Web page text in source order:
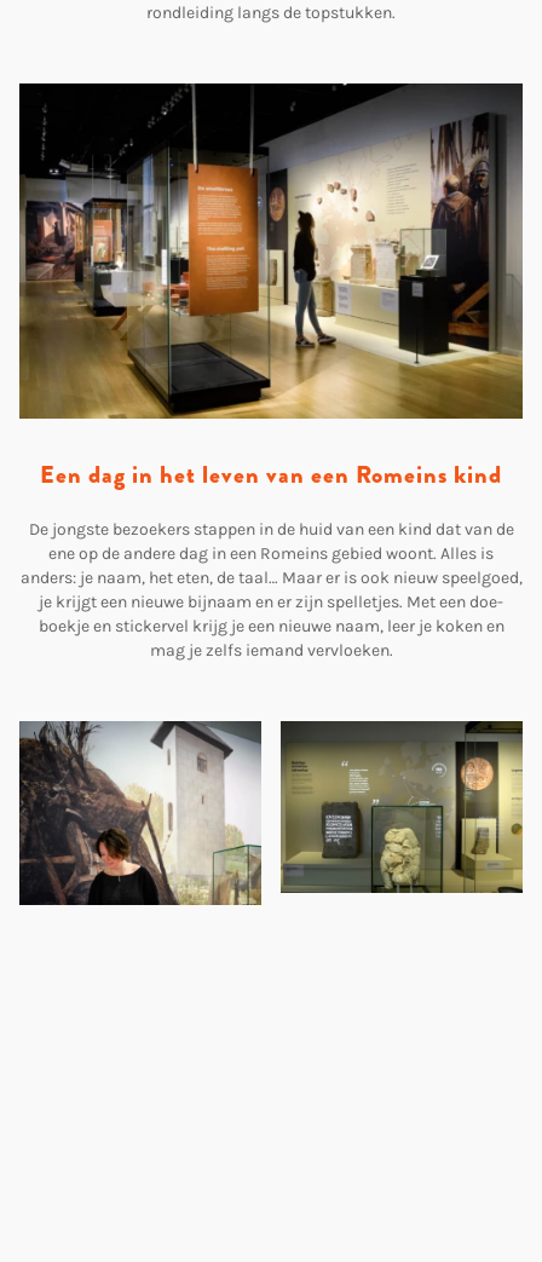
rondleiding langs de topstukken.
Een dag in het leven van een Romeins kind
De jongste bezoekers stappen in de huid van een kind dat van de
ene op de andere dag in een Romeins gebied woont. Alles is
anders: je naam, het eten, de taal… Maar er is ook nieuw speelgoed,
je krijgt een nieuwe bijnaam en er zijn spelletjes. Met een doe-
boekje en stickervel krijg je een nieuwe naam, leer je koken en
mag je zelfs iemand vervloeken.